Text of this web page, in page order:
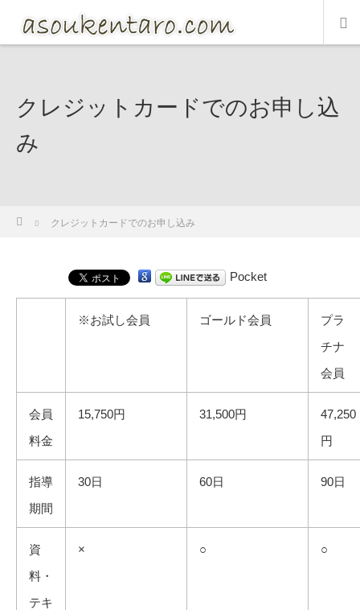
クレジットカードでのお申し込
み
ホーム
クレジットカードでのお申し込み
Pocket
※お試し会員 ゴールド会員
プラ
チナ
会員
会員
料金
15,750円 31,500円
47,250
円
指導
期間
30日 60日 90日
資
料・
テキ
× ○ ○